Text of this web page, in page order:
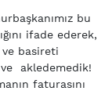
bu
ifade ederek,
basireti
akledemedik!
faturasını